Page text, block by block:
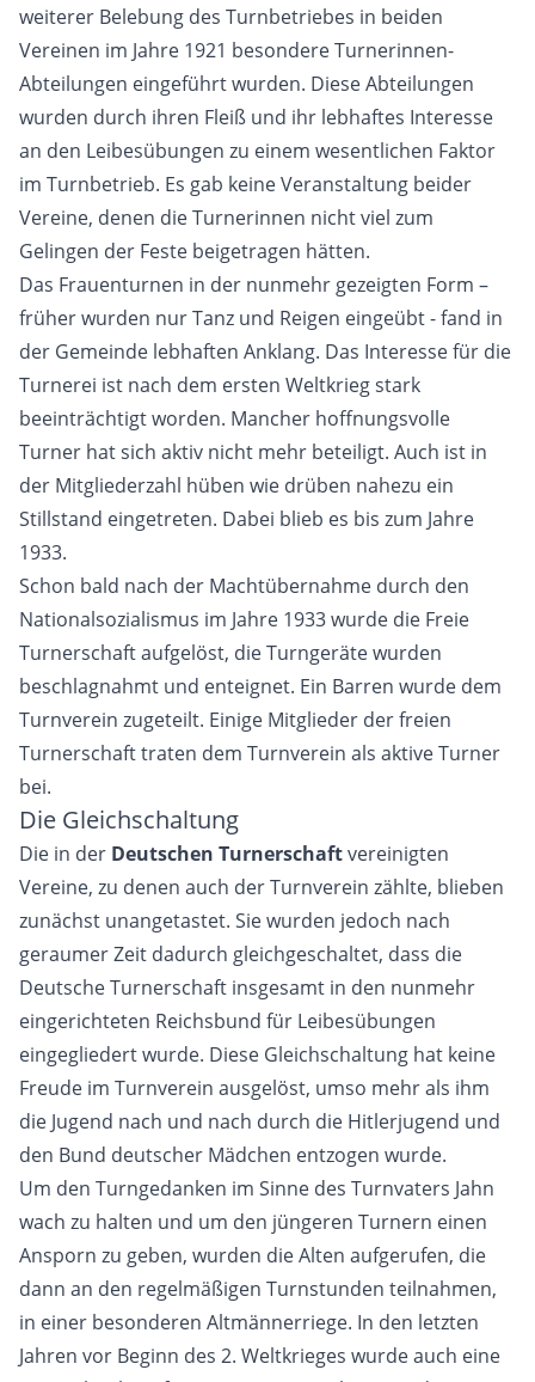
weiterer Belebung des Turnbetriebes in beiden
Vereinen im Jahre 1921 besondere Turnerinnen-
Abteilungen eingeführt wurden. Diese Abteilungen
wurden durch ihren Fleiß und ihr lebhaftes Interesse
an den Leibesübungen zu einem wesentlichen Faktor
im Turnbetrieb. Es gab keine Veranstaltung beider
Vereine, denen die Turnerinnen nicht viel zum
Gelingen der Feste beigetragen hätten.
Das Frauenturnen in der nunmehr gezeigten Form –
früher wurden nur Tanz und Reigen eingeübt - fand in
der Gemeinde lebhaften Anklang. Das Interesse für die
Turnerei ist nach dem ersten Weltkrieg stark
beeinträchtigt worden. Mancher hoffnungsvolle
Turner hat sich aktiv nicht mehr beteiligt. Auch ist in
der Mitgliederzahl hüben wie drüben nahezu ein
Stillstand eingetreten. Dabei blieb es bis zum Jahre
1933.
Schon bald nach der Machtübernahme durch den
Nationalsozialismus im Jahre 1933 wurde die Freie
Turnerschaft aufgelöst, die Turngeräte wurden
beschlagnahmt und enteignet. Ein Barren wurde dem
Turnverein zugeteilt. Einige Mitglieder der freien
Turnerschaft traten dem Turnverein als aktive Turner
bei.
Die Gleichschaltung
Die in der Deutschen Turnerschaftvereinigten
Vereine, zu denen auch der Turnverein zählte, blieben
zunächst unangetastet. Sie wurden jedoch nach
geraumer Zeit dadurch gleichgeschaltet, dass die
Deutsche Turnerschaft insgesamt in den nunmehr
eingerichteten Reichsbund für Leibesübungen
eingegliedert wurde. Diese Gleichschaltung hat keine
Freude im Turnverein ausgelöst, umso mehr als ihm
die Jugend nach und nach durch die Hitlerjugend und
den Bund deutscher Mädchen entzogen wurde.
Um den Turngedanken im Sinne des Turnvaters Jahn
wach zu halten und um den jüngeren Turnern einen
Ansporn zu geben, wurden die Alten aufgerufen, die
dann an den regelmäßigen Turnstunden teilnahmen,
in einer besonderen Altmännerriege. In den letzten
Jahren vor Beginn des 2. Weltkrieges wurde auch eine